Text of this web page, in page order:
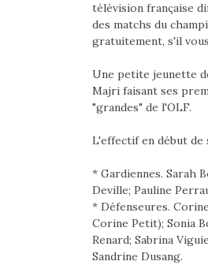
télévision française
des matchs du
gratuitement, s'il
Une petite jeunette
Majri faisant ses
"grandes" de l'OLF.
L'effectif en début de
* Gardiennes. Sarah
Deville; Pauline
* Défenseures.
Corine Petit); Sonia
Renard; Sabrina
Sandrine Dusang.